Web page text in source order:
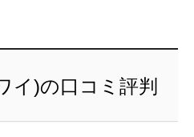
イ)の口コミ評判